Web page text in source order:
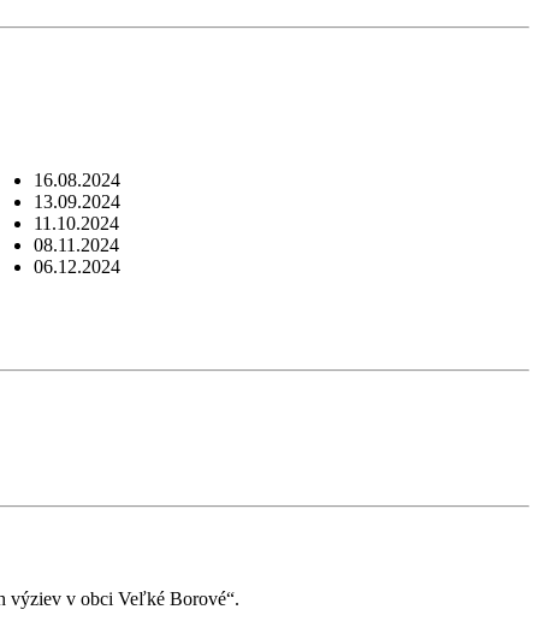
16.08.2024
13.09.2024
11.10.2024
08.11.2024
06.12.2024
výziev v obci Veľké Borové“.